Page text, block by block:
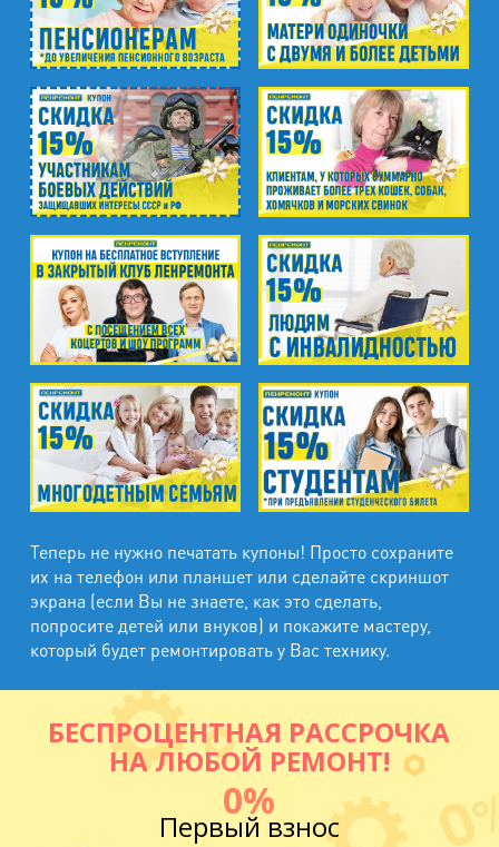
ст. ЖД Колпино, ул. Тверская, д.1/13
м. Удельная
пр. Энгельса, д.19
Промзона Мягловская, Всеволожский
муниципальный район, Ленинградская
область, ​Круговая улица, д. 47
м. Электросила
ул. Решетникова, д.3
Теперь не нужно печатать купоны! Просто сохраните
их на телефон или планшет или сделайте скриншот
экрана (если Вы не знаете, как это сделать,
попросите детей или внуков) и покажите мастеру,
который будет ремонтировать у Вас технику.
БЕСПРОЦЕНТНАЯ РАССРОЧКА
НА ЛЮБОЙ РЕМОНТ!
0%
Первый взнос